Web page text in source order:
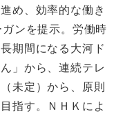
め、効率的な働き
ンを提示。労働時
期間になる大河ド
」から、連続テレ
未定）から、原則
指す。ＮＨＫによ